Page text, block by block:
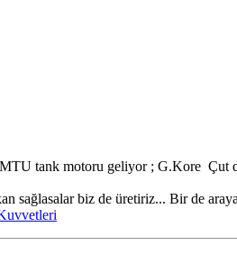
tank motoru geliyor ; G.Kore Çut
sağlasalar biz de üretiriz... Bir de